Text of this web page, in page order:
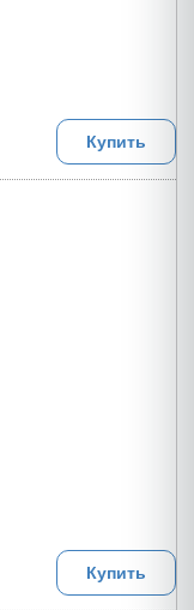
Купить
Купить